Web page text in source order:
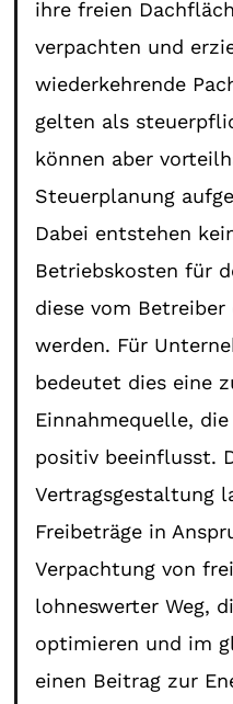
ihre freien
verpachten und
wiederkehrende
gelten als
können aber
Steuerplanung
Dabei entstehen
Betriebskosten für
diese vom Betreiber
werden. Für
bedeutet dies eine
Einnahmequelle,
positiv beeinflusst.
Vertragsgestaltung
Freibeträge in
Verpachtung von
lohneswerter Weg,
optimieren und im
einen Beitrag zur